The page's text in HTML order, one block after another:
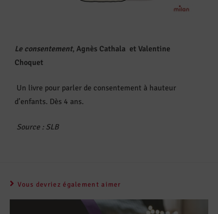
Le consentement, Agnès Cathala et Valentine
Choquet
Un livre pour parler de consentement à hauteur
d’enfants. Dès 4 ans.
Source : SLB
Vous devriez également aimer